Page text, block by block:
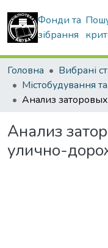
Фонди та
зібрання
Головна
Анализ
улично-